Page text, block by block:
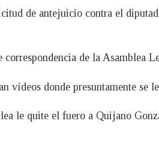
de antejuicio contra el
de la Asamblea
vídeos donde presuntamente se
le quite el fuero a Quijano